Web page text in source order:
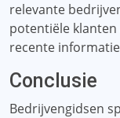
relevante
potentiële
recente
Conclusie
Bedrijvengidsen